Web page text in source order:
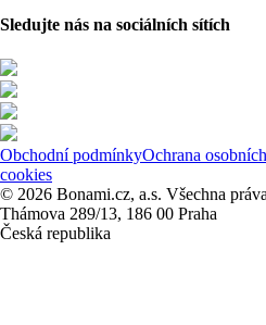
Sledujte nás na sociálních sítích
Obchodní podmínkyOchrana
cookies
© 2026 Bonami.cz, a.s. Všechna
Thámova 289/13, 186 00 Praha
Česká republika